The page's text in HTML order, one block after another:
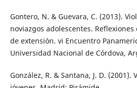
Gontero, N. & Guevara, C. (2013).
noviazgos adolescentes.
de extensión. vi Encuentro
Universidad Nacional de Córdova,
González, R. & Santana, J. D. (2001).